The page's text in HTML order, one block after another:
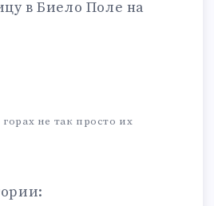
в Биело Поле на
не так просто их